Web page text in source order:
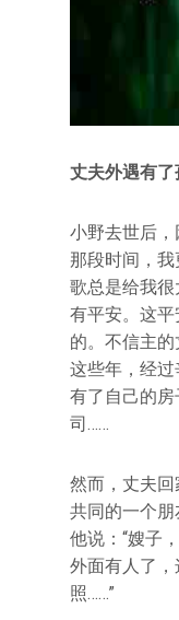
丈夫外遇有了
小野去世后，
那段时间，
歌总是给我
有平安。这
的。不信主的
这些年，经
有了自己的
司……
然而，丈夫
共同的一个朋
他说：“嫂子
外面有人了
照……”